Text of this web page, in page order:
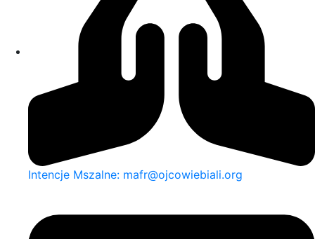
Intencje Mszalne: mafr@ojcowiebiali.org